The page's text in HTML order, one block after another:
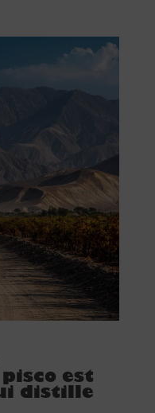
est
distille